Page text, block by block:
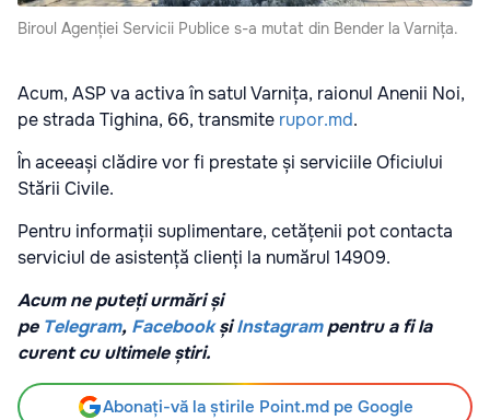
Biroul Agenției Servicii Publice s-a mutat din Bender la Varnița.
Acum, ASP va activa în satul Varnița, raionul Anenii Noi,
pe strada Tighina, 66, transmite rupor.md.
În aceeași clădire vor fi prestate și serviciile Oficiului
Stării Civile.
Pentru informații suplimentare, cetățenii pot contacta
serviciul de asistență clienți la numărul 14909.
Acum ne puteți urmări și
pe Telegram, Facebook șiInstagrampentru a fi la
curent cu ultimele știri.
Abonați-vă la știrile Point.md pe Google